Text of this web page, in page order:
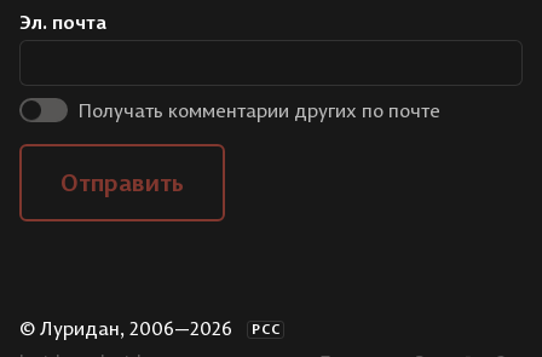
Эл. почта
Получать комментарии других по почте
Отправить
© Луридан, 2006—2026 РСС